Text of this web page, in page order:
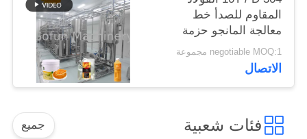
المقاوم للصدأ خط
معالجة المانجو حزمة
حقيبة معقمة
negotiable MOQ:1 مجموعة
الاتصال
فئات شعبية جميع